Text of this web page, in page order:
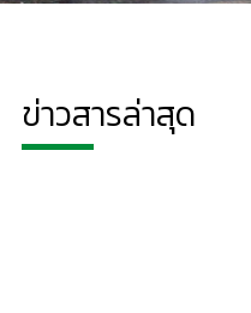
ข่าวสารล่าสุด